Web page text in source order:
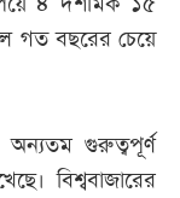
গত বছরের চেয়ে
অন্যতম গুরুত্বপূর্ণ
বিশ্ববাজারের